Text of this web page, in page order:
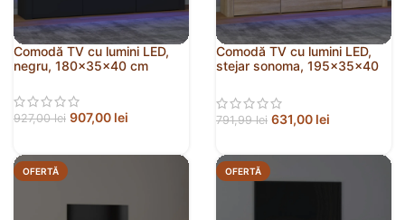
Comodă TV cu lumini LED,
negru, 180x35x40 cm
927,00lei 907,00 lei
Comodă TV cu lumini LED,
stejar sonoma, 195x35x40
791,99lei 631,00 lei
OFERTĂ OFERTĂ